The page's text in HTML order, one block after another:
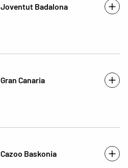
Joventut Badalona
Gran Canaria
Cazoo Baskonia